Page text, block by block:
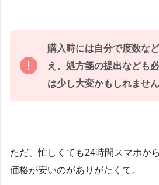
購入時には自分で度数な
え、処方箋の提出なども
は少し大変かもしれません
ただ、忙しくても24時間スマホか
価格が安いのがありがたくて。